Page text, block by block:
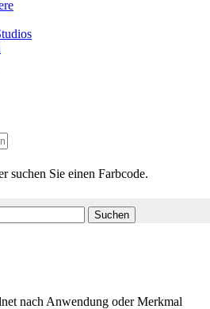
suchen Sie einen Farbcode.
Suchen
nach Anwendung oder Merkmal